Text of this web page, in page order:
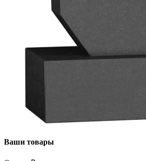
Ваши товары